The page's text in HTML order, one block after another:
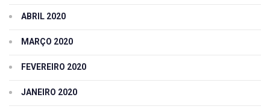
ABRIL 2020
MARÇO 2020
FEVEREIRO 2020
JANEIRO 2020